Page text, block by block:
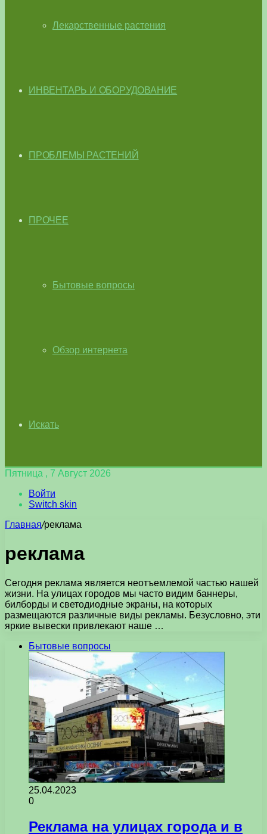
Лекарственные растения
ИНВЕНТАРЬ И ОБОРУДОВАНИЕ
ПРОБЛЕМЫ РАСТЕНИЙ
ПРОЧЕЕ
Бытовые вопросы
Обзор интернета
Искать
Пятница , 7 Август 2026
Войти
Switch skin
Главная/реклама
реклама
Сегодня реклама является неотъемлемой частью нашей
жизни. На улицах городов мы часто видим баннеры,
билборды и светодиодные экраны, на которых
размещаются различные виды рекламы. Безусловно, эти
яркие вывески привлекают наше …
Бытовые вопросы
25.04.2023
0
Реклама на улицах города и в